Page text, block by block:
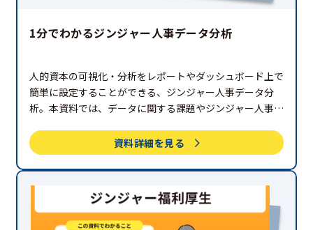
1分でわかるジンジャー人事データ分析
人的資本の可視化・分析をレポートやダッシュボード上で
簡単に設定することができる、ジンジャー人事データ分
析。本資料では、データに関する課題やジンジャー人事デ
ださい。
資料詳細を見る